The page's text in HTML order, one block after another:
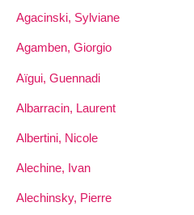
Agacinski, Sylviane
Agamben, Giorgio
Aïgui, Guennadi
Albarracin, Laurent
Albertini, Nicole
Alechine, Ivan
Alechinsky, Pierre